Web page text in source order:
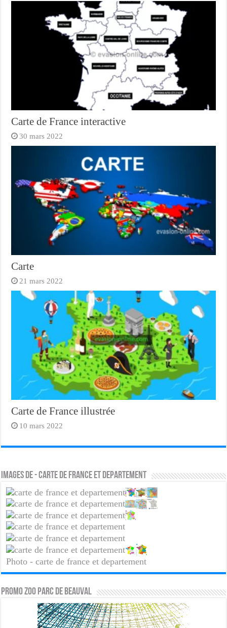
Carte de France interactive
30 mars 2022
Carte
21 mars 2022
Carte de France illustrée
10 mars 2022
Images de - carte de france et departement
Photo - carte de france et departement
PROMO ZOO PARC DE BEAUVAL